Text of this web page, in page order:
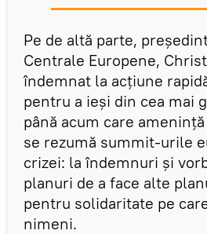
Pe de altă parte,
Centrale Europene,
îndemnat la acţiune
pentru a ieşi din cea mai
până acum care
se rezumă summit-urile
crizei: la îndemnuri și
planuri de a face alte
pentru solidaritate pe
nimeni.